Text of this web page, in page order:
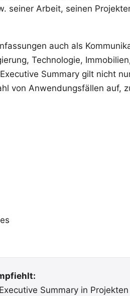
seiner Arbeit, seinen
auch als
Technologie,
Summary gilt nicht
von Anwendungsfällen auf,
Summary in